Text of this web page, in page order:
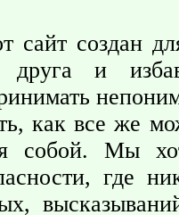
сайт создан
друга и
как все же
собой. Мы
где